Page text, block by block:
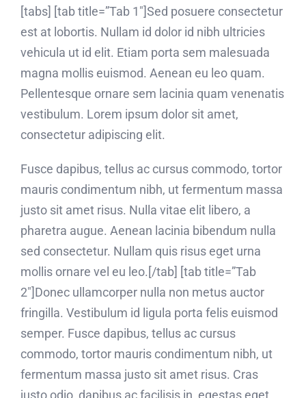
[tabs] [tab title=”Tab 1″]Sed posuere consectetur
est at lobortis. Nullam id dolor id nibh ultricies
vehicula ut id elit. Etiam porta sem malesuada
magna mollis euismod. Aenean eu leo quam.
Pellentesque ornare sem lacinia quam venenatis
vestibulum. Lorem ipsum dolor sit amet,
consectetur adipiscing elit.
Fusce dapibus, tellus ac cursus commodo, tortor
mauris condimentum nibh, ut fermentum massa
justo sit amet risus. Nulla vitae elit libero, a
pharetra augue. Aenean lacinia bibendum nulla
sed consectetur. Nullam quis risus eget urna
mollis ornare vel eu leo.[/tab] [tab title=”Tab
2″]Donec ullamcorper nulla non metus auctor
fringilla. Vestibulum id ligula porta felis euismod
semper. Fusce dapibus, tellus ac cursus
commodo, tortor mauris condimentum nibh, ut
fermentum massa justo sit amet risus. Cras
justo odio, dapibus ac facilisis in, egestas eget